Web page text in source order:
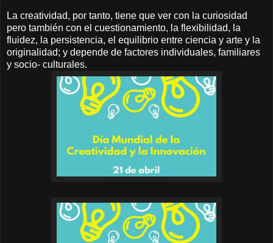
La creatividad, por tanto, tiene que ver con la curiosidad
pero también con el cuestionamiento, la flexibilidad, la
fluidez, la persistencia, el equilibrio entre ciencia y arte y la
originalidad; y depende de factores individuales, familiares
y socio- culturales.